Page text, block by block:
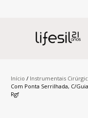
Início / Instrumentais
Com Ponta Serrilhada, C/
Rgf